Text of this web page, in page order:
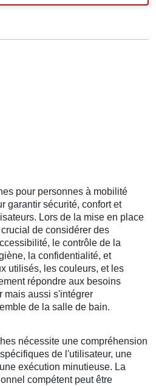
pour personnes à mobilité
garantir sécurité, confort et
Lors de la mise en place
de considérer des
le contrôle de la
la confidentialité, et
utilisés, les couleurs, et les
répondre aux besoins
mais aussi s'intégrer
de la salle de bain.
nécessite une compréhension
de l'utilisateur, une
exécution minutieuse. La
compétent peut être